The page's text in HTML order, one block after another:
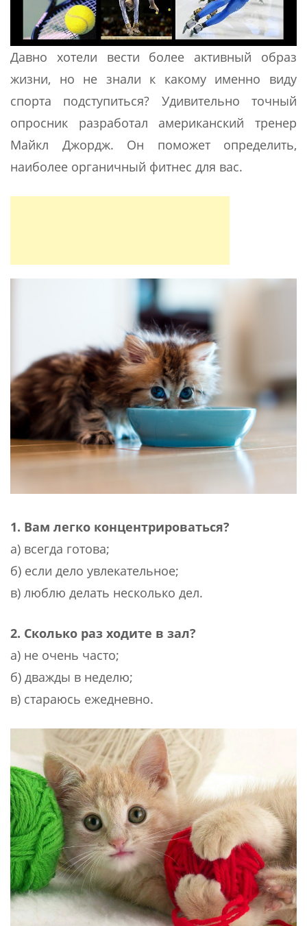
Давно хотели вести более активный образ
жизни, но не знали к какому именно виду
спорта подступиться? Удивительно точный
опросник разработал американский тренер
Майкл Джордж. Он поможет определить,
наиболее органичный фитнес для вас.
1. Вам легко концентрироваться?
а) всегда готова;
б) если дело увлекательное;
в) люблю делать несколько дел.
2. Сколько раз ходите в зал?
а) не очень часто;
б) дважды в неделю;
в) стараюсь ежедневно.